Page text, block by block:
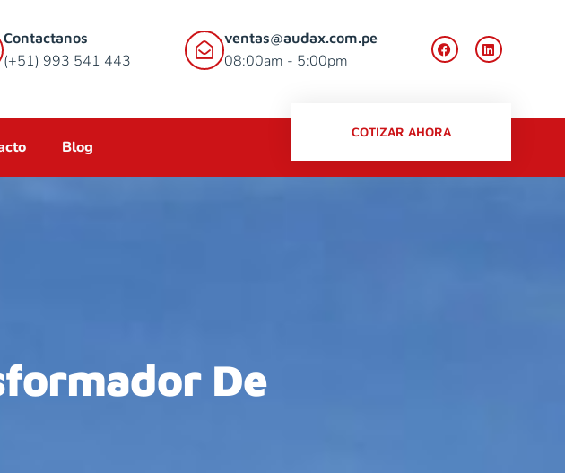
Contactanos
(+51) 993 541 443
ventas@audax.com.pe
08:00am - 5:00pm
Blog
COTIZAR AHORA
De